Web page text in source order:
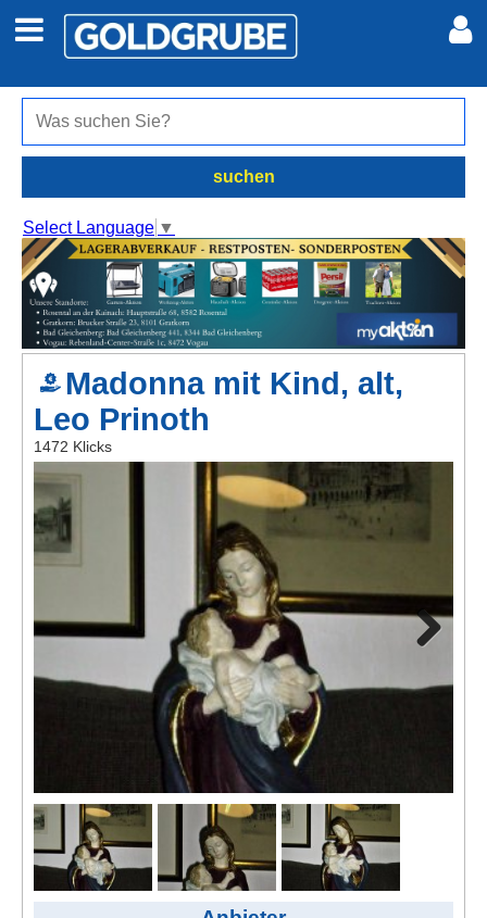
Auto + Motor
Jobs
Marktplatz
Erotik
Auktionen
jetzt inserieren
Kontakt
AGB, Nutzungsbedingungen
Meine Inserate
Anmelden
suchen
Select Language ▼
Madonna mit Kind, alt,
Leo Prinoth
1472 Klicks